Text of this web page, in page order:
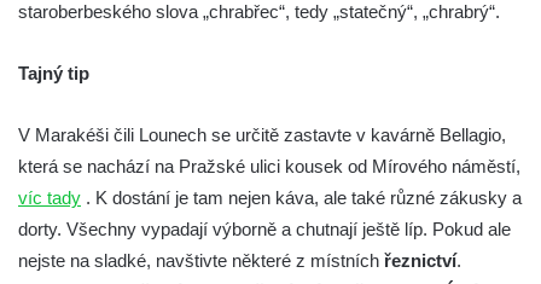
staroberbeského slova „chrabřec“, tedy „statečný“, „chrabrý“.
Tajný tip
V Marakéši čili Lounech se určitě zastavte v kavárně Bellagio,
která se nachází na Pražské ulici kousek od Mírového náměstí,
víc tady . K dostání je tam nejen káva, ale také různé zákusky a
dorty. Všechny vypadají výborně a chutnají ještě líp. Pokud ale
nejste na sladké, navštivte některé z místních řeznictví.